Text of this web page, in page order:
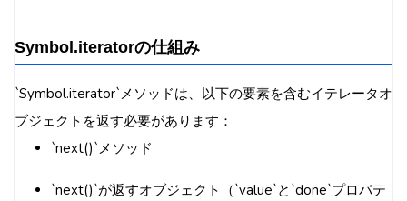
Symbol.iteratorの仕組み
`Symbol.iterator`メソッドは、以下の要素を含むイテレータオ
ブジェクトを返す必要があります：
`next()`メソッド
`next()`が返すオブジェクト（`value`と`done`プロパテ